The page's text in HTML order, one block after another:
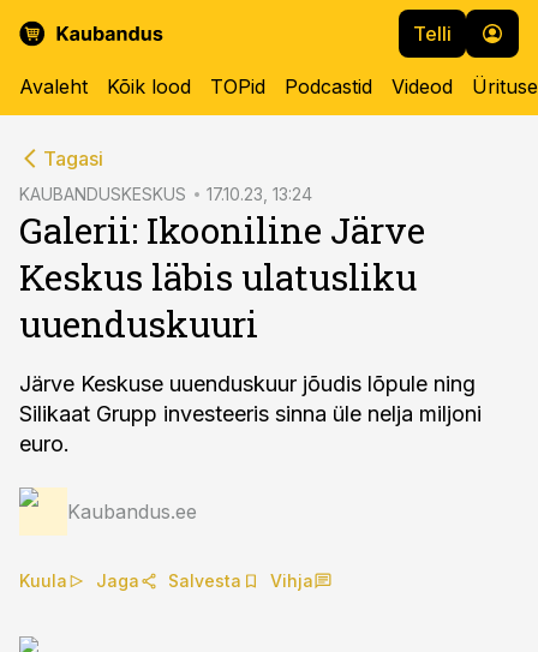
Telli
Avaleht Kõik lood TOPid Podcastid Videod
Tagasi
KAUBANDUSKESKUS 17.10.23, 13:24
Galerii: Ikooniline Järve
Keskus läbis ulatusliku
uuenduskuuri
Järve Keskuse uuenduskuur jõudis lõpule ning
Silikaat Grupp investeeris sinna üle nelja miljoni
euro.
Kaubandus.ee
Kuula Jaga Salvesta Vihja